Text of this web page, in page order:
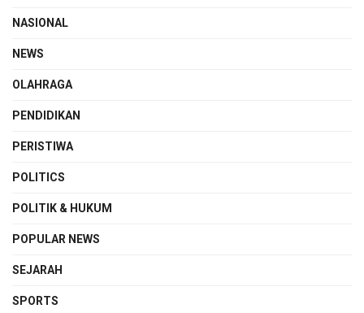
NASIONAL
NEWS
OLAHRAGA
PENDIDIKAN
PERISTIWA
POLITICS
POLITIK & HUKUM
POPULAR NEWS
SEJARAH
SPORTS